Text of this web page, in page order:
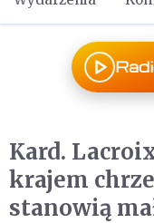
Kard.
krajem
stanowią